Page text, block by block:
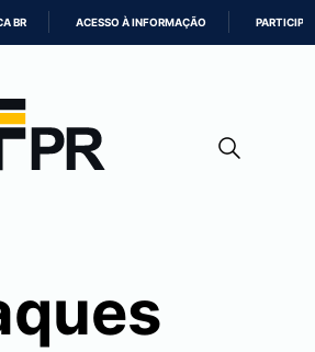
CONTEÚDO
BR ACESSO À INFORMAÇÃO PARTICIPE